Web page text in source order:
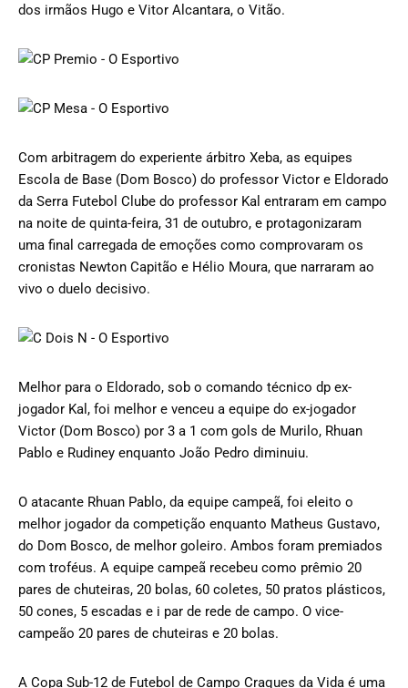
dos irmãos Hugo e Vitor Alcantara, o Vitão.
Com arbitragem do experiente árbitro Xeba, as equipes
Escola de Base (Dom Bosco) do professor Victor e Eldorado
da Serra Futebol Clube do professor Kal entraram em campo
na noite de quinta-feira, 31 de outubro, e protagonizaram
uma final carregada de emoções como comprovaram os
cronistas Newton Capitão e Hélio Moura, que narraram ao
vivo o duelo decisivo.
Melhor para o Eldorado, sob o comando técnico dp ex-
jogador Kal, foi melhor e venceu a equipe do ex-jogador
Victor (Dom Bosco) por 3 a 1 com gols de Murilo, Rhuan
Pablo e Rudiney enquanto João Pedro diminuiu.
O atacante Rhuan Pablo, da equipe campeã, foi eleito o
melhor jogador da competição enquanto Matheus Gustavo,
do Dom Bosco, de melhor goleiro. Ambos foram premiados
com troféus. A equipe campeã recebeu como prêmio 20
pares de chuteiras, 20 bolas, 60 coletes, 50 pratos plásticos,
50 cones, 5 escadas e i par de rede de campo. O vice-
campeão 20 pares de chuteiras e 20 bolas.
A Copa Sub-12 de Futebol de Campo Craques da Vida é uma